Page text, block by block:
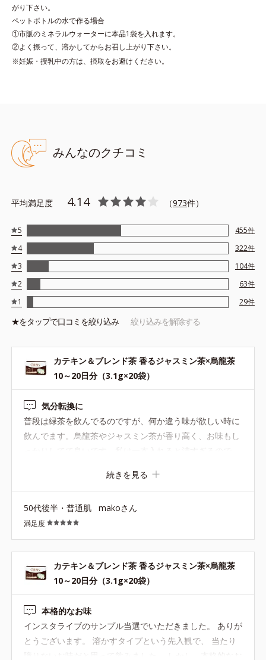
がり下さい。
ペットボトルの水で作る場合
①市販のミネラルウォーターに本品1袋を入れます。
②よく振って、溶かしてからお召し上がり下さい。
※妊娠・授乳中の方は、摂取をお避けください。
みんなのクチコミ
平均満足度 4.14 （973件）
5 455件
4
322件
3
104件
2
63件
1
29件
★をタップで口コミを絞り込み 絞り込みを解除する
カテキン＆ブレンド茶 香るジャスミン茶×烏龍茶
10～20日分（3.1g×20袋）
気分転換に
普段は緑茶を飲んでるのですが、何か違う味が欲しい時に
飲んでます。烏龍茶やジャスミン茶が香り高く、お味もし
っかりしてて良いです。私は一本入れると濃すぎるので、
くて、マイボトルにも入れて飲んでます。
続きを見る
50代後半・普通肌 makoさん
満足度
カテキン＆ブレンド茶 香るジャスミン茶×烏龍茶
10～20日分（3.1g×20袋）
本格的なお味
インスタライブのサンプル当選でいただきました。 ありが
とうございます。 溶かすタイプという先入観で、 当たり